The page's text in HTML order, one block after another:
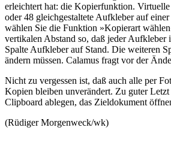
erleichtert hat: die Kopierfunktion.
oder 48 gleichgestaltete Aufkleber auf
wählen Sie die Funktion »Kopierart
vertikalen Abstand so, daß jeder
Spalte Aufkleber auf Stand. Die weiteren
ändern müssen. Calamus fragt vor der
Nicht zu vergessen ist, daß auch alle per
Kopien bleiben unverändert. Zu guter
Clipboard ablegen, das Zieldokument
(Rüdiger Morgenweck/wk)